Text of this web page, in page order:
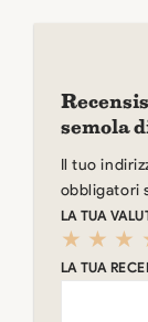
semola
Il tuo
obbligatori
LA TUA
LA TUA